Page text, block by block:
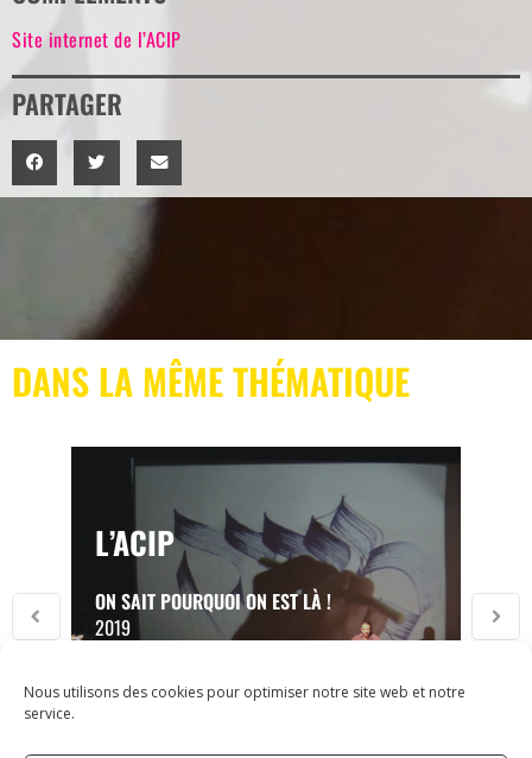
Nous utilisons des cookies pour optimiser notre site web et notre
service.
Site internet de l’ACIP
PARTAGER
DANS LA MÊME THÉMATIQUE
L’ACIP
ON SAIT POURQUOI ON EST LÀ !
2019